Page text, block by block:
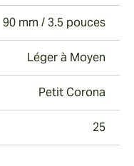
90 mm / 3.5 pouces
Léger à Moyen
Petit Corona
25